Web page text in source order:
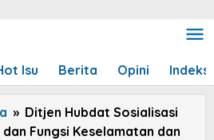
Isu Berita Opini Indeks
» Ditjen Hubdat Sosialisasi
Fungsi Keselamatan dan